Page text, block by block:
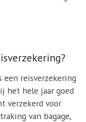
een reisverzekering
het hele jaar goed
verzekerd voor
van bagage,